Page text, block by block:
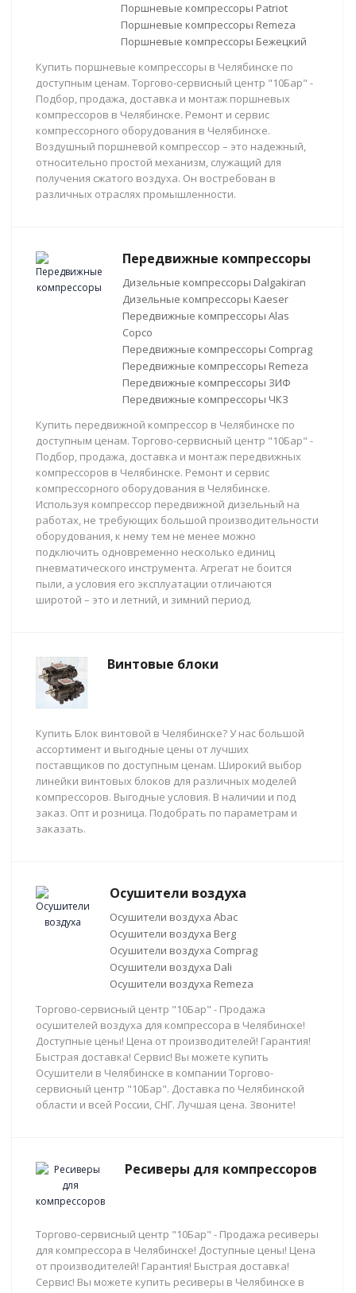
Поршневые компрессоры Patriot
Поршневые компрессоры Remeza
Поршневые компрессоры Бежецкий
Купить поршневые компрессоры в Челябинске по
доступным ценам. Торгово-сервисный центр "10Бар" -
Подбор, продажа, доставка и монтаж поршневых
компрессоров в Челябинске. Ремонт и сервис
компрессорного оборудования в Челябинске.
Воздушный поршневой компрессор – это надежный,
относительно простой механизм, служащий для
получения сжатого воздуха. Он востребован в
различных отраслях промышленности.
Передвижные компрессоры
Дизельные компрессоры Dalgakiran
Дизельные компрессоры Kaeser
Передвижные компрессоры Alas
Copco
Передвижные компрессоры Comprag
Передвижные компрессоры Remeza
Передвижные компрессоры ЗИФ
Передвижные компрессоры ЧКЗ
Купить передвижной компрессор в Челябинске по
доступным ценам. Торгово-сервисный центр "10Бар" -
Подбор, продажа, доставка и монтаж передвижных
компрессоров в Челябинске. Ремонт и сервис
компрессорного оборудования в Челябинске.
Используя компрессор передвижной дизельный на
работах, не требующих большой производительности
оборудования, к нему тем не менее можно
подключить одновременно несколько единиц
пневматического инструмента. Агрегат не боится
пыли, а условия его эксплуатации отличаются
широтой – это и летний, и зимний период.
Винтовые блоки
Купить Блок винтовой в Челябинске? У нас большой
ассортимент и выгодные цены от лучших
поставщиков по доступным ценам. Широкий выбор
линейки винтовых блоков для различных моделей
компрессоров. Выгодные условия. В наличии и под
заказ. Опт и розница. Подобрать по параметрам и
заказать.
Осушители воздуха
Осушители воздуха Abac
Осушители воздуха Berg
Осушители воздуха Comprag
Осушители воздуха Dali
Осушители воздуха Remeza
Торгово-сервисный центр "10Бар" - Продажа
осушителей воздуха для компрессора в Челябинске!
Доступные цены! Цена от производителей! Гарантия!
Быстрая доставка! Сервис! Вы можете купить
Осушители в Челябинске в компании Торгово-
сервисный центр "10Бар". Доставка по Челябинской
области и всей России, СНГ. Лучшая цена. Звоните!
Ресиверы для компрессоров
Торгово-сервисный центр "10Бар" - Продажа ресиверы
для компрессора в Челябинске! Доступные цены! Цена
от производителей! Гарантия! Быстрая доставка!
Сервис! Вы можете купить ресиверы в Челябинске в